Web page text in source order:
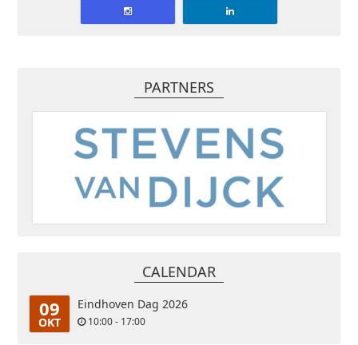
PARTNERS
CALENDAR
09
OKT
Eindhoven Dag 2026
10:00 - 17:00